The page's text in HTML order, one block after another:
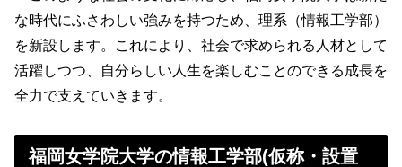
な時代にふさわしい強みを持つため、理系（情報工学部）
を新設します。これにより、社会で求められる人材として
活躍しつつ、自分らしい人生を楽しむことのできる成長を
全力で支えていきます。
福岡女学院大学の情報工学部(仮称・設置